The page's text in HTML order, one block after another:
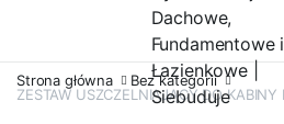
Strona główna
Bez kategorii
ZESTAW USZCZELNIAJĄCY DO KABINY